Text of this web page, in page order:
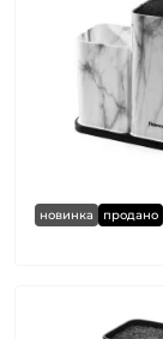
новинка продано